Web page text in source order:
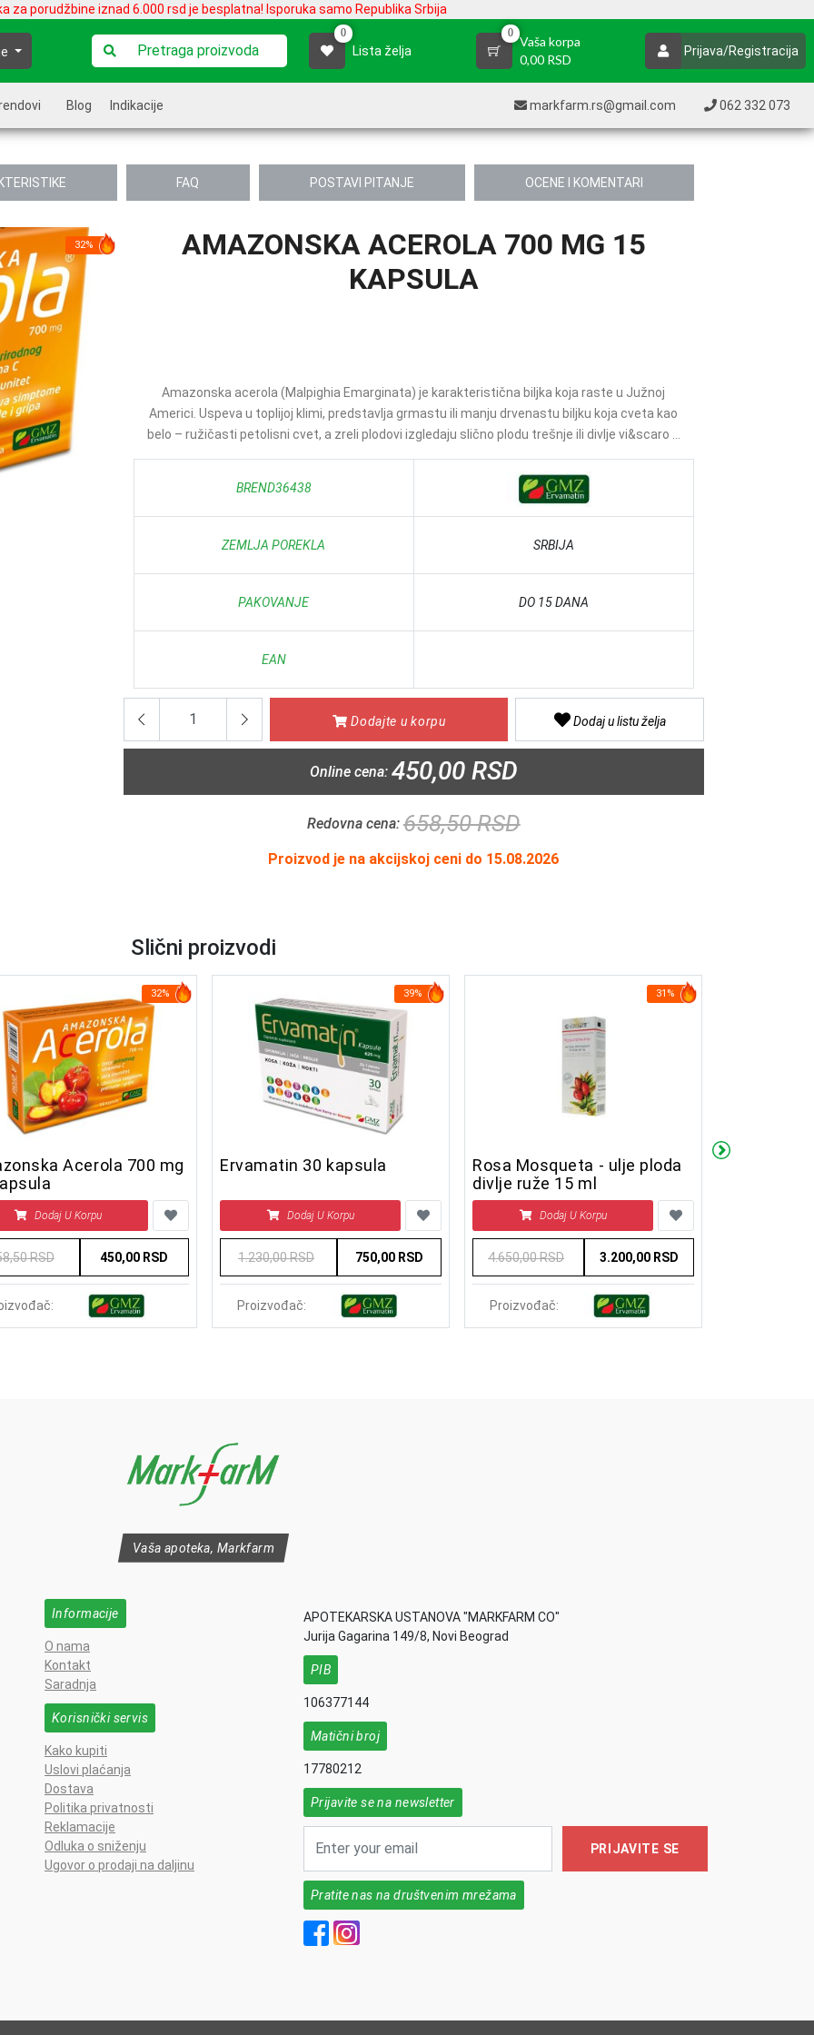
za porudžbine iznad 6.000 rsd je besplatna! Isporuka samo Republika Srbija
0
Lista želja
0
Vaša korpa
0,00 RSD
Prijava/Registracija
Blog Indikacije markfarm.rs@gmail.com 062 332 073
FAQ POSTAVI PITANJE OCENE I KOMENTARI
32%
AMAZONSKA ACEROLA 700 MG 15
KAPSULA
Amazonska acerola (Malpighia Emarginata) je karakteristična biljka koja raste u Južnoj
Americi. Uspeva u toplijoj klimi, predstavlja grmastu ili manju drvenastu biljku koja cveta kao
belo – ružičasti petolisni cvet, a zreli plodovi izgledaju slično plodu trešnje ili divlje vi&scaro ...
BREND36438
ZEMLJA POREKLA SRBIJA
PAKOVANJE DO 15 DANA
EAN
Dodajte u korpu Dodaj u listu želja
Online cena: 450,00 RSD
Redovna cena: 658,50 RSD
Proizvod je na akcijskoj ceni do 15.08.2026
Slični proizvodi
32%
Acerola 700 mg
Dodaj U Korpu
RSD 450,00 RSD
39%
Ervamatin 30 kapsula
Dodaj U Korpu
1.230,00 RSD 750,00 RSD
Proizvođač:
31%
Rosa Mosqueta - ulje ploda
divlje ruže 15 ml
Dodaj U Korpu
4.650,00 RSD 3.200,00 RSD
Proizvođač:
Vaša apoteka, Markfarm
Informacije
O nama
Kontakt
Saradnja
Korisnički servis
Kako kupiti
Uslovi plaćanja
Dostava
Politika privatnosti
Reklamacije
Odluka o sniženju
Ugovor o prodaji na daljinu
APOTEKARSKA USTANOVA "MARKFARM CO"
Jurija Gagarina 149/8, Novi Beograd
PIB
106377144
Matični broj
17780212
Prijavite se na newsletter
PRIJAVITE SE
Pratite nas na društvenim mrežama